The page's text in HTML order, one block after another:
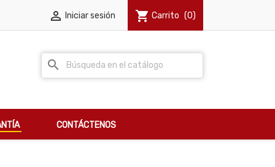
 Iniciar sesión shopping_cart Carrito (0)
search
CONTÁCTENOS